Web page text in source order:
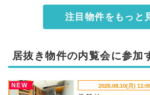
注目物件をもっと
居抜き物件の内覧会に参加
NEW 2026.08.10(月)